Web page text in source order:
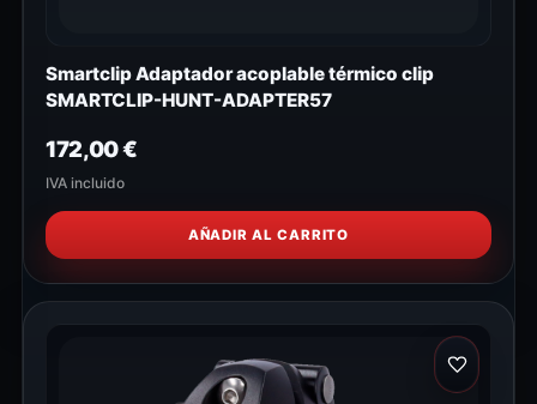
Smartclip Adaptador acoplable térmico clip
SMARTCLIP-HUNT-ADAPTER57
172,00€
IVA incluido
AÑADIR AL CARRITO